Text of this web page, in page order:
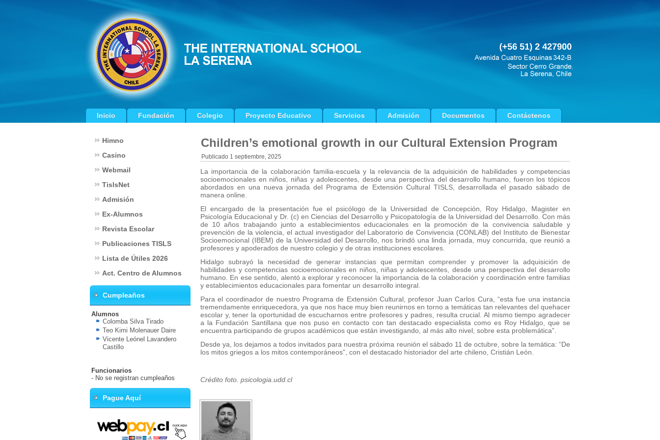
Inicio Fundación Colegio Proyecto Educativo Servicios Admisión Documentos Contáctenos
Himno
Casino
Webmail
TislsNet
Admisión
Ex-Alumnos
Revista Escolar
Publicaciones TISLS
Lista de Útiles 2026
Act. Centro de Alumnos
Cumpleaños
Alumnos
Colomba Silva Tirado
Teo Kimi Molenauer Daire
Vicente Leónel Lavandero
Castillo
Funcionarios
- No se registran cumpleaños
Pague Aquí
Children’s emotional growth in our Cultural Extension Program
Publicado 1 septiembre, 2025
La importancia de la colaboración familia-escuela y la relevancia de la adquisición de habilidades y competencias
socioemocionales en niños, niñas y adolescentes, desde una perspectiva del desarrollo humano, fueron los tópicos
abordados en una nueva jornada del Programa de Extensión Cultural TISLS, desarrollada el pasado sábado de
manera online.
El encargado de la presentación fue el psicólogo de la Universidad de Concepción, Roy Hidalgo, Magister en
Psicología Educacional y Dr. (c) en Ciencias del Desarrollo y Psicopatología de la Universidad del Desarrollo. Con más
de 10 años trabajando junto a establecimientos educacionales en la promoción de la convivencia saludable y
prevención de la violencia, el actual investigador del Laboratorio de Convivencia (CONLAB) del Instituto de Bienestar
Socioemocional (IBEM) de la Universidad del Desarrollo, nos brindó una linda jornada, muy concurrida, que reunió a
profesores y apoderados de nuestro colegio y de otras instituciones escolares.
Hidalgo subrayó la necesidad de generar instancias que permitan comprender y promover la adquisición de
habilidades y competencias socioemocionales en niños, niñas y adolescentes, desde una perspectiva del desarrollo
humano. En ese sentido, alentó a explorar y reconocer la importancia de la colaboración y coordinación entre familias
y establecimientos educacionales para fomentar un desarrollo integral.
Para el coordinador de nuestro Programa de Extensión Cultural, profesor Juan Carlos Cura, “esta fue una instancia
tremendamente enriquecedora, ya que nos hace muy bien reunirnos en torno a temáticas tan relevantes del quehacer
escolar y, tener la oportunidad de escucharnos entre profesores y padres, resulta crucial. Al mismo tiempo agradecer
a la Fundación Santillana que nos puso en contacto con tan destacado especialista como es Roy Hidalgo, que se
encuentra participando de grupos académicos que están investigando, al más alto nivel, sobre esta problemática”.
Desde ya, los dejamos a todos invitados para nuestra próxima reunión el sábado 11 de octubre, sobre la temática: “De
los mitos griegos a los mitos contemporáneos”, con el destacado historiador del arte chileno, Cristián León.
Crédito foto. psicologia.udd.cl